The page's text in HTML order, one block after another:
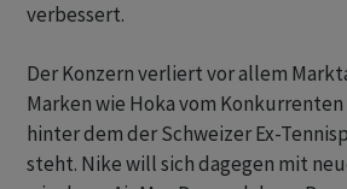
verbessert.
Der Konzern verliert vor allem
Marken wie Hoka vom
hinter dem der Schweizer Ex-
steht. Nike will sich dagegen mit